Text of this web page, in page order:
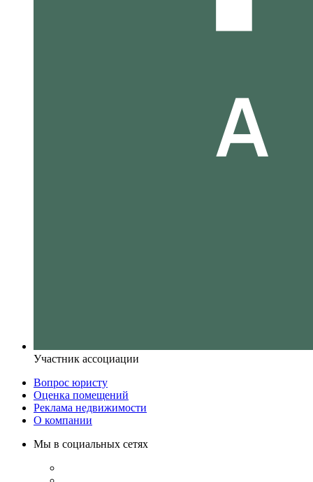
Участник ассоциации
Вопрос юристу
Оценка помещений
Реклама недвижимости
О компании
Мы в социальных сетях